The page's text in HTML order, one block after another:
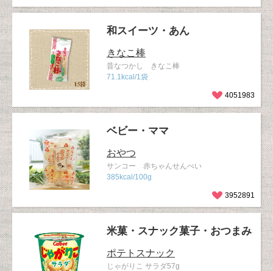
和スイーツ・あん
きなこ棒
昔なつかし きなこ棒
71.1kcal/1袋
4051983
ベビー・ママ
おやつ
サンコー 赤ちゃんせんべい
385kcal/100g
3952891
米菓・スナック菓子・おつまみ
ポテトスナック
じゃがりこ サラダ57g